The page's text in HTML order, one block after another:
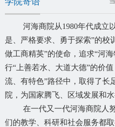
河海商院从1980年代成立
是、严格要求、勇于探索”的校
做工商精英”的使命，追求“河
行“上善若水、大道大德”的价
流、有特色”路径中，取得了长
院，为国家腾飞、区域发展和
在一代又一代河海商院人
们的教学、科研和社会服务都